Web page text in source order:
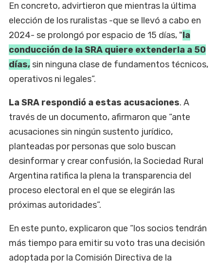
En concreto, advirtieron que mientras la última
elección de los ruralistas -que se llevó a cabo en
2024- se prolongó por espacio de 15 días, "la
conducción de la SRA quiere extenderla a 50
días, sin ninguna clase de fundamentos técnicos,
operativos ni legales”.
La SRA respondió a estas acusaciones. A
través de un documento, afirmaron que “ante
acusaciones sin ningún sustento jurídico,
planteadas por personas que solo buscan
desinformar y crear confusión, la Sociedad Rural
Argentina ratifica la plena la transparencia del
proceso electoral en el que se elegirán las
próximas autoridades”.
En este punto, explicaron que “los socios tendrán
más tiempo para emitir su voto tras una decisión
adoptada por la Comisión Directiva de la